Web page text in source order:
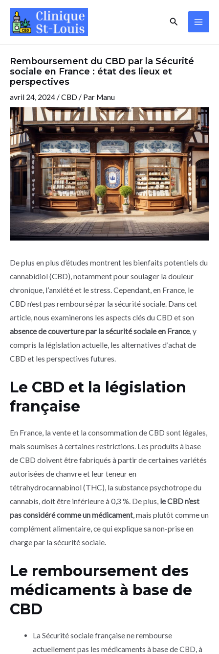
Aller
contenu
Rechercher
Remboursement du CBD par la Sécurité
sociale en France : état des lieux et
perspectives
avril 24, 2024/CBD / Par Manu
De plus en plus d’études montrent les bienfaits potentiels du
cannabidiol (CBD), notamment pour soulager la douleur
chronique, l’anxiété et le stress. Cependant, en France, le
CBD n’est pas remboursé par la sécurité sociale. Dans cet
article, nous examinerons les aspects clés du CBD et son
absence de couverture par la sécurité sociale en France, y
compris la législation actuelle, les alternatives d’achat de
CBD et les perspectives futures.
Le CBD et la législation
française
En France, la vente et la consommation de CBD sont légales,
mais soumises à certaines restrictions. Les produits à base
de CBD doivent être fabriqués à partir de certaines variétés
autorisées de chanvre et leur teneur en
tétrahydrocannabinol (THC), la substance psychotrope du
cannabis, doit être inférieure à 0,3 %. De plus, le CBD n’est
pas considéré comme un médicament, mais plutôt comme un
complément alimentaire, ce qui explique sa non-prise en
charge par la sécurité sociale.
Le remboursement des
médicaments à base de
CBD
La Sécurité sociale française ne rembourse
actuellement pas les médicaments à base de CBD, à
Navigation
des
articles